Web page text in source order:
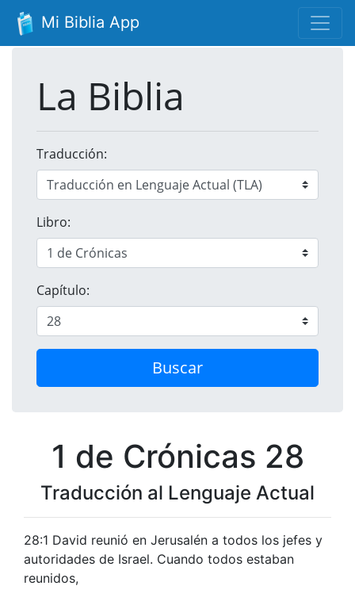
Mi Biblia App
La Biblia
Traducción:
Libro:
Capítulo:
Buscar
1 de Crónicas 28
Traducción al Lenguaje Actual
28:1 David reunió en Jerusalén a todos los jefes y
autoridades de Israel. Cuando todos estaban
reunidos,